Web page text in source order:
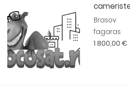
Brasov
fagaras
1 800,00 €